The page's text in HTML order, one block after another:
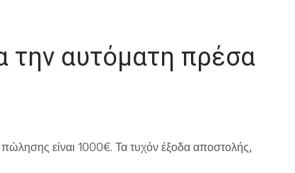
την αυτόματη πρέσα
είναι 1000€. Τα τυχόν έξοδα αποστολής,